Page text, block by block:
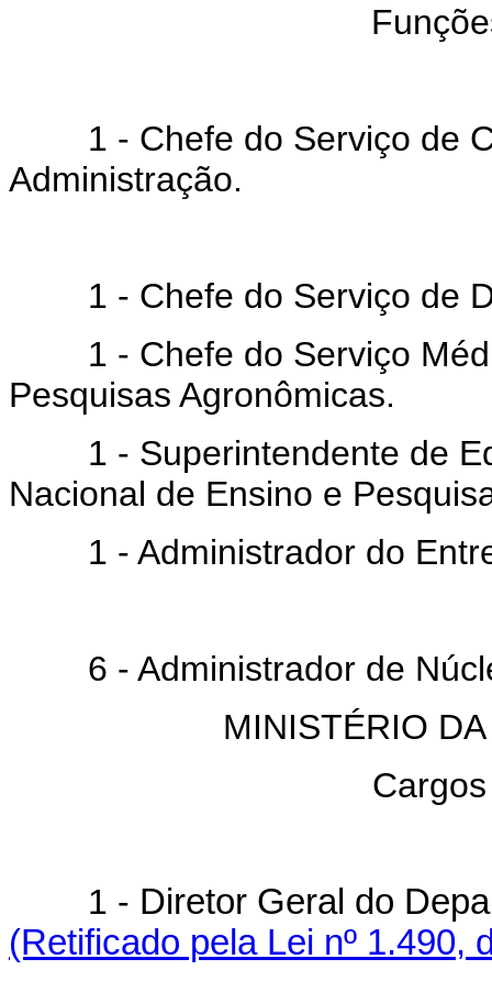
1 - Chefe do Serviço de
Administração.
1 - Chefe do Serviço de
1 - Chefe do Serviço
Pesquisas Agronômicas.
1 - Superintendente de
Nacional de Ensino e
1 - Administrador do
6 - Administrador de
MINISTÉRIO
1 - Diretor Geral do
(Retificado pela Lei nº 1.490,